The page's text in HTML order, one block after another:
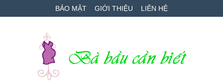
to
to
qua
BẢO MẬT GIỚI THIỆU LIÊN HỆ